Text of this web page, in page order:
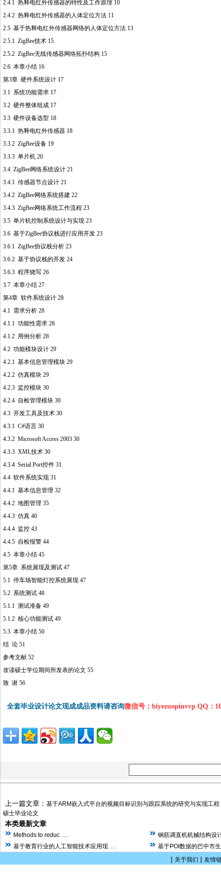
2.4.1 热释电红外传感器的特性及工作原理 10
2.4.2 热释电红外传感器的人体定位方法 11
2.5 基于热释电红外传感器网络的人体定位方法 13
2.5.1 ZigBee技术 15
2.5.2 ZigBee无线传感器网络拓扑结构 15
2.6 本章小结 16
第3章 硬件系统设计 17
3.1 系统功能需求 17
3.2 硬件整体组成 17
3.3 硬件设备选型 18
3.3.1 热释电红外传感器 18
3.3.2 ZigBee设备 19
3.3.3 单片机 20
3.4 ZigBee网络系统设计 21
3.4.1 传感器节点设计 21
3.4.2 ZigBee网络系统搭建 22
3.4.3 ZigBee网络系统工作流程 23
3.5 单片机控制系统设计与实现 23
3.6 基于ZigBee协议栈进行应用开发 23
3.6.1 ZigBee协议栈分析 23
3.6.2 基于协议栈的开发 24
3.6.3 程序烧写 26
3.7 本章小结 27
第4章 软件系统设计 28
4.1 需求分析 28
4.1.1 功能性需求 28
4.1.2 用例分析 28
4.2 功能模块设计 29
4.2.1 基本信息管理模块 29
4.2.2 仿真模块 29
4.2.3 监控模块 30
4.2.4 自检管理模块 30
4.3 开发工具及技术 30
4.3.1 C#语言 30
4.3.2 Microsoft Access 2003 30
4.3.3 XML技术 30
4.3.4 Serial Port控件 31
4.4 软件系统实现 31
4.4.1 基本信息管理 32
4.4.2 地图管理 35
4.4.3 仿真 40
4.4.4 监控 43
4.4.5 自检报警 44
4.5 本章小结 45
第5章 系统展现及测试 47
5.1 停车场智能灯控系统展现 47
5.2 系统测试 48
5.1.1 测试准备 49
5.1.2 核心功能测试 49
5.3 本章小结 50
结 论 51
参考文献 52
攻读硕士学位期间所发表的论文 55
致 谢 56
全套毕业设计论文现成成品资料请咨询微信号：biyezuopinvvp QQ
上一篇文章： 基于ARM嵌入式平台的视频目标识别与跟踪系统的研究与实现工程
硕士毕业论文
本类最新文章
Methods to reduc
钢筋调直机机械结构设
基于教育行业的人工智能技术应用现
基于POI数据的巴中市
| 关于我们 | 友情